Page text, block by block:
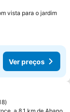
vista para o jardim
Ver preços
favoritos